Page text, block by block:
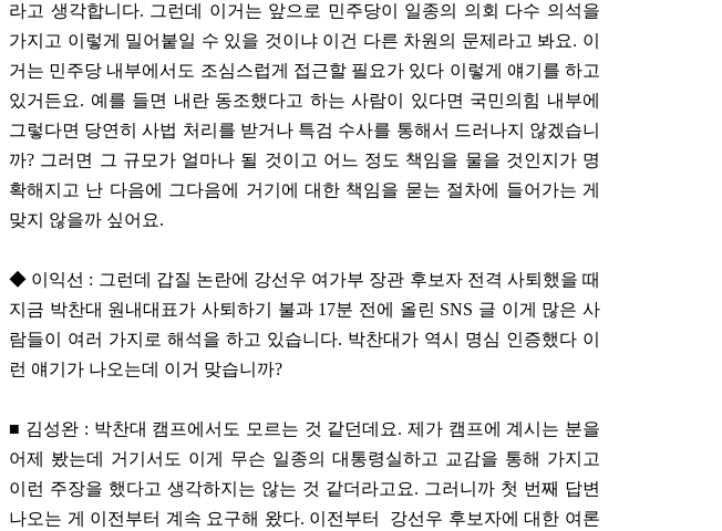
라고 생각합니다. 그런데 이거는 앞으로 민주당이 일종의 의회 다수 의석을
가지고 이렇게 밀어붙일 수 있을 것이냐 이건 다른 차원의 문제라고 봐요. 이
거는 민주당 내부에서도 조심스럽게 접근할 필요가 있다 이렇게 얘기를 하고
있거든요. 예를 들면 내란 동조했다고 하는 사람이 있다면 국민의힘 내부에
그렇다면 당연히 사법 처리를 받거나 특검 수사를 통해서 드러나지 않겠습니
까? 그러면 그 규모가 얼마나 될 것이고 어느 정도 책임을 물을 것인지가 명
확해지고 난 다음에 그다음에 거기에 대한 책임을 묻는 절차에 들어가는 게
맞지 않을까 싶어요.
◆ 이익선 : 그런데 갑질 논란에 강선우 여가부 장관 후보자 전격 사퇴했을 때
지금 박찬대 원내대표가 사퇴하기 불과 17분 전에 올린 SNS 글 이게 많은 사
람들이 여러 가지로 해석을 하고 있습니다. 박찬대가 역시 명심 인증했다 이
런 얘기가 나오는데 이거 맞습니까?
■ 김성완 : 박찬대 캠프에서도 모르는 것 같던데요. 제가 캠프에 계시는 분을
어제 봤는데 거기서도 이게 무슨 일종의 대통령실하고 교감을 통해 가지고
이런 주장을 했다고 생각하지는 않는 것 같더라고요. 그러니까 첫 번째 답변
나오는 게 이전부터 계속 요구해 왔다. 이전부터 강선우 후보자에 대한 여론